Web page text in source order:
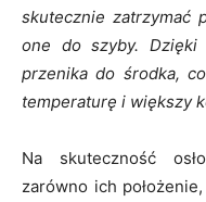
skutecznie zatrzymać
one do szyby. Dzięki
przenika do środka,
temperaturę i większy
Na skuteczność
zarówno ich